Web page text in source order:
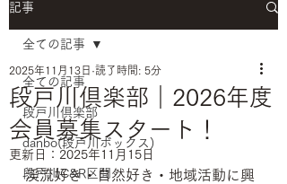
記事
全ての記事
段戸川倶楽部
danbo(段戸川ボックス)
段戸川C&R区間
全ての記事
段戸川倶楽部｜2026年度
会員募集スタート！
2025年11月13日 読了時間: 5分
更新日： 2025年11月15日
渓流好き・自然好き・地域活動に興